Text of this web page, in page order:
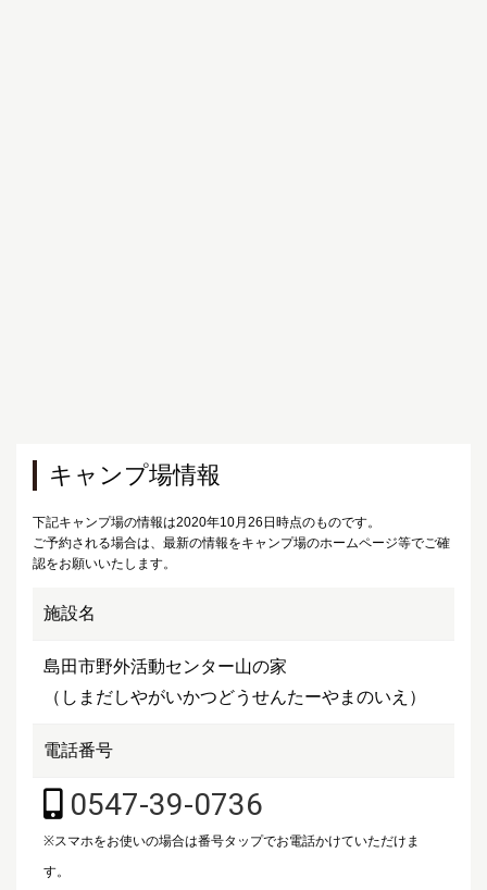
キャンプ場情報
下記キャンプ場の情報は2020年10月26日時点のものです。
ご予約される場合は、最新の情報をキャンプ場のホームページ等でご確
認をお願いいたします。
施設名
島田市野外活動センター山の家
（しまだしやがいかつどうせんたーやまのいえ）
電話番号
0547-39-0736
※スマホをお使いの場合は番号タップでお電話かけていただけま
す。